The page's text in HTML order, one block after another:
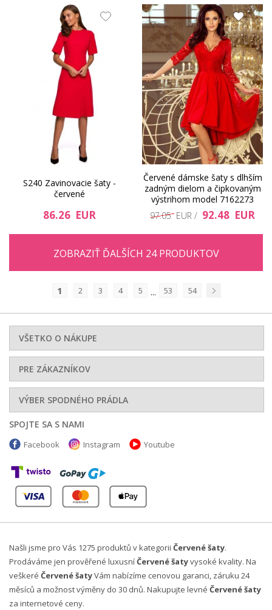
S240 Zavinovacie šaty -
červené
86.26 EUR
Červené dámske šaty s dlhším
zadným dielom a čipkovaným
výstrihom model 7162273
97.05 EUR / 92.48 EUR
ZOBRAZIŤ ĎALŠÍCH 24 PRODUKTOV
1 2 3 4 5 ... 53
54
VŠETKO O NÁKUPE
PRE ZÁKAZNÍKOV
VÝBER SPODNÉHO PRÁDLA
SPOJTE SA S NAMI
Facebook Instagram Youtube
Našli jsme pro Vás 1275 produktů v kategorii Červené šaty.
Prodáváme jen prověřené luxusníČervené šatyvysoké kvality. Na
veškeré Červené šatyVám nabízíme cenovou garanci, záruku 24
měsíců a možnost výměny do 30 dnů. Nakupujte levné Červené šaty
za internetové ceny.